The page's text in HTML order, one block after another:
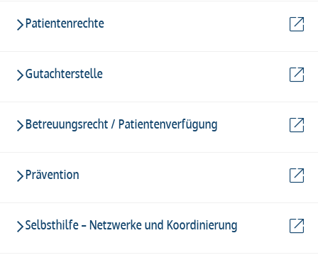
Patientenrechte
Gutachterstelle
Betreuungsrecht / Patientenverfügung
Prävention
Selbsthilfe – Netzwerke und Koordinierung